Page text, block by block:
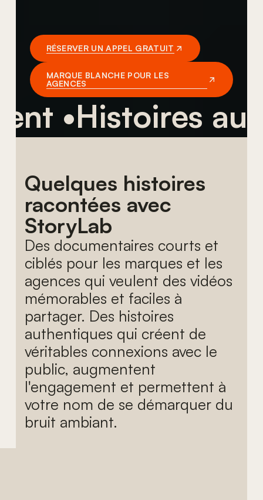
RÉSERVER UN APPEL GRATUIT
MARQUE BLANCHE POUR LES
AGENCES
Histoires
Quelques histoires
racontées avec
StoryLab
Des documentaires courts et
ciblés pour les marques et les
agences qui veulent des vidéos
mémorables et faciles à
partager. Des histoires
authentiques qui créent de
véritables connexions avec le
public, augmentent
l'engagement et permettent à
votre nom de se démarquer du
bruit ambiant.